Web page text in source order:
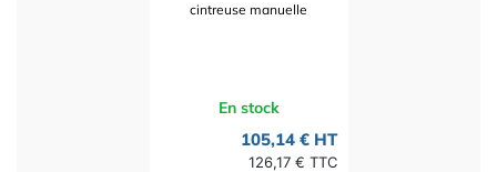
cintreuse manuelle
En stock
105,14 € HT
126,17 € TTC